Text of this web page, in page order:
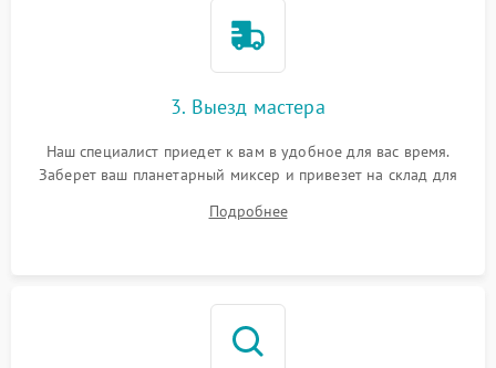
3. Выезд мастера
Наш специалист приедет к вам в удобное для вас время.
Заберет ваш планетарный миксер и привезет на склад для
Подробнее